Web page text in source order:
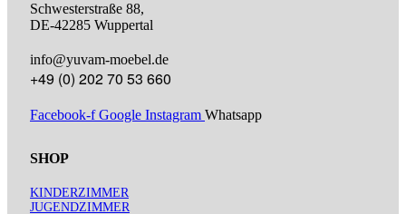
Schwesterstraße 88,
DE-42285 Wuppertal
info@yuvam-moebel.de
+49 (0) 202 70 53 660
Facebook-f Google Instagram Whatsapp
SHOP
KINDERZIMMER
JUGENDZIMMER